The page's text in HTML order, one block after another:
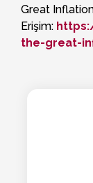
Great
Erişim:
the-great-